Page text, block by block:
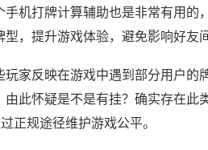
机打牌计算辅助也是非常有用的
，提升游戏体验，避免影响好友
家反映在游戏中遇到部分用户的
此怀疑是不是有挂？确实存在此
正规途径维护游戏公平。